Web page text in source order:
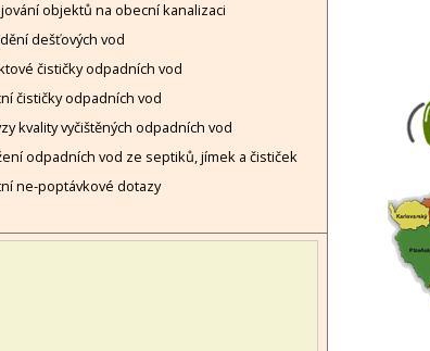
objektů na obecní kanalizaci
dešťových vod
čističky odpadních vod
čističky odpadních vod
kvality vyčištěných odpadních vod
odpadních vod ze septiků, jímek a čističek
ne-poptávkové dotazy